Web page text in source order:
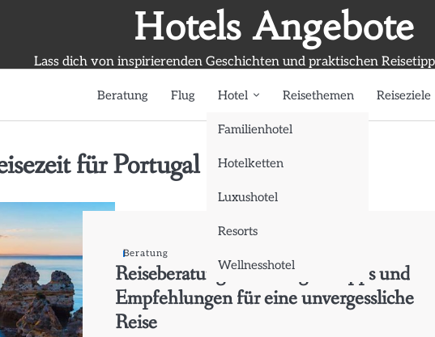
Hotels Angebote
Lass dich von inspirierenden Geschichten und praktischen
Beratung Flug Hotel
Familienhotel
Hotelketten
Luxushotel
Resorts
Wellnesshotel
Reisethemen Reiseziele
für Portugal
Beratung
Reiseberatung für Portugal: Tipps und
Empfehlungen für eine unvergessliche
Reise